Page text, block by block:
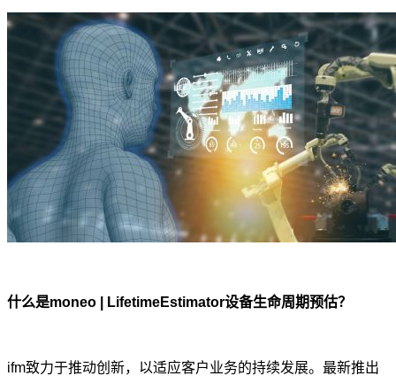
什么是moneo | LifetimeEstimator设备生命周期预估？
ifm致力于推动创新，以适应客户业务的持续发展。最新推出